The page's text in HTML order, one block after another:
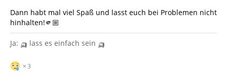
Dann habt mal viel Spaß und lasst euch bei Problemen nicht
hinhalten!🫵🏼
Ja: 🛺 lass es einfach sein 🛺
3